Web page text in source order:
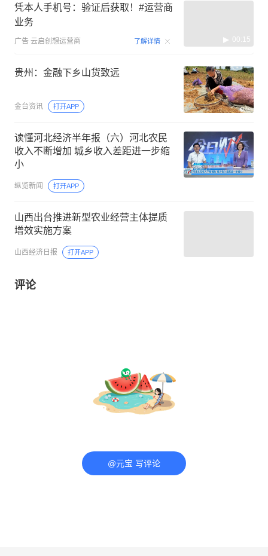
凭本人手机号：验证后获取！#运营商
业务
广告 云启创想运营商 了解详情 00:15
贵州：金融下乡山货致远
金台资讯 打开APP
读懂河北经济半年报（六）河北农民
收入不断增加 城乡收入差距进一步缩
小
纵览新闻 打开APP
山西出台推进新型农业经营主体提质
增效实施方案
山西经济日报 打开APP
评论
@元宝 写评论